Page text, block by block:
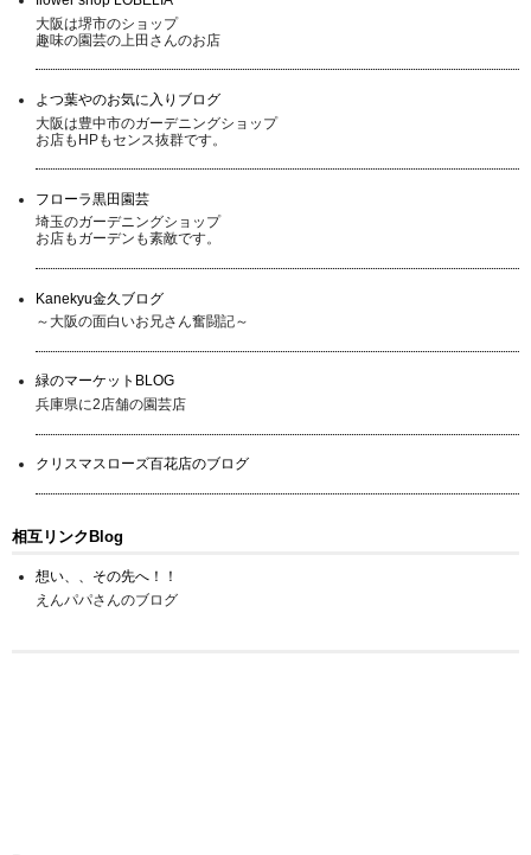
大阪は堺市のショップ
趣味の園芸の上田さんのお店
よつ葉やのお気に入りブログ
大阪は豊中市のガーデニングショップ
お店もHPもセンス抜群です。
フローラ黒田園芸
埼玉のガーデニングショップ
お店もガーデンも素敵です。
Kanekyu金久ブログ
～大阪の面白いお兄さん奮闘記～
緑のマーケットBLOG
兵庫県に2店舗の園芸店
クリスマスローズ百花店のブログ
相互リンクBlog
想い、、その先へ！！
えんパパさんのブログ